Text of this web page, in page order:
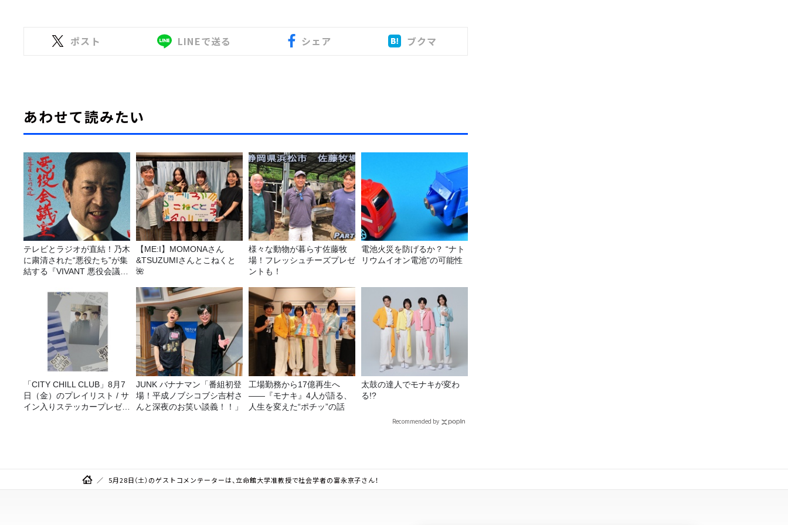
ポスト LINEで送る シェア ブクマ
あわせて読みたい
テレビとラジオが直結！乃木
に粛清された“悪役たち”が集
結する『VIVANT 悪役会議
【ME:I】MOMONAさん
&TSUZUMIさんとこねくと
🌺
様々な動物が暮らす佐藤牧
場！フレッシュチーズプレゼ
ントも！
電池火災を防げるか？ “ナト
リウムイオン電池”の可能性
「CITY CHILL CLUB」8月7
日（金）のプレイリスト / サ
イン入りステッカープレゼン
JUNK バナナマン「番組初登
場！平成ノブシコブシ吉村さ
んと深夜のお笑い談義！！」
工場勤務から17億再生へ
——『モナキ』4人が語る、
人生を変えた“ポチッ”の話
太鼓の達人でモナキが変わ
る!?
Recommended by
5月28日（土）のゲストコメンテーターは、立命館大学准教授で社会学者の富永京子さん！